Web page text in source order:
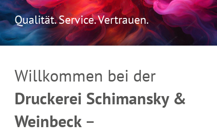
Qualität. Service. Vertrauen.
Willkommen bei der
Druckerei Schimansky &
Weinbeck–